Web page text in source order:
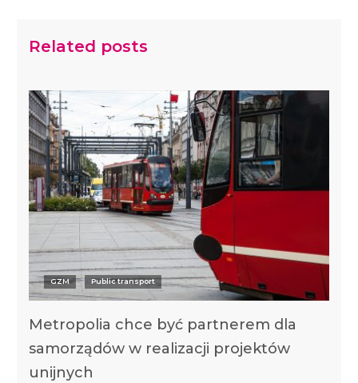
Related posts
GZM Public transport
Metropolia chce być partnerem dla
samorządów w realizacji projektów
unijnych